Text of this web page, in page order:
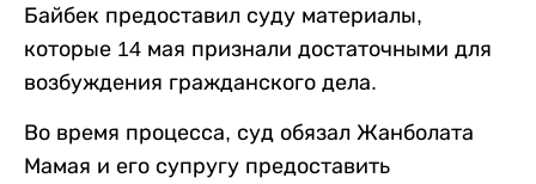
Байбек предоставил суду материалы,
которые 14 мая признали достаточными для
возбуждения гражданского дела.
Во время процесса, суд обязал Жанболата
Мамая и его супругу предоставить